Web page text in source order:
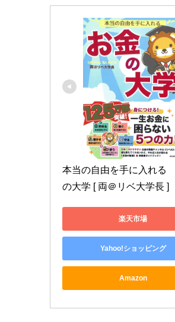
本当の自由を手に入れる
の大学 [ 両＠リベ大学長 ]
楽天市場
Yahoo!ショッピング
Amazon